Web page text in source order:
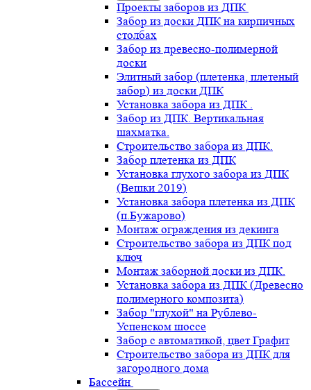
Проекты заборов из ДПК
Забор из доски ДПК на кирпичных
столбах
Забор из древесно-полимерной
доски
Элитный забор (плетенка, плетеный
забор) из доски ДПК
Установка забора из ДПК .
Забор из ДПК. Вертикальная
шахматка.
Строительство забора из ДПК.
Забор плетенка из ДПК
Установка глухого забора из ДПК
(Вешки 2019)
Установка забора плетенка из ДПК
(п.Бужарово)
Монтаж ограждения из декинга
Строительство забора из ДПК под
ключ
Монтаж заборной доски из ДПК.
Установка забора из ДПК (Древесно
полимерного композита)
Забор "глухой" на Рублево-
Успенском шоссе
Забор с автоматикой, цвет Графит
Строительство забора из ДПК для
загородного дома
Бассейн